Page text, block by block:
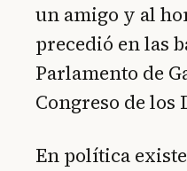
un amigo y al
precedió en las
Parlamento de
Congreso de los
En política